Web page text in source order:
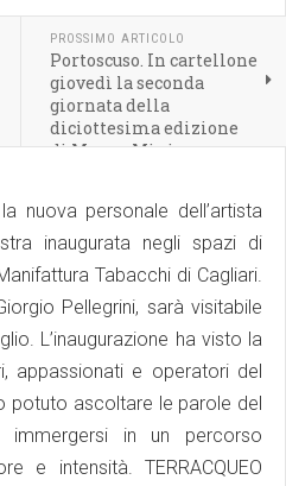
PROSSIMO ARTICOLO
Portoscuso. In cartellone
giovedì la seconda
giornata della
diciottesima edizione
di Mare e Miniere.
nuova personale dell’artista
inaugurata negli spazi di
Tabacchi di Cagliari.
Pellegrini, sarà visitabile
L’inaugurazione ha visto la
appassionati e operatori del
potuto ascoltare le parole del
immergersi in un percorso
e intensità. TERRACQUEO